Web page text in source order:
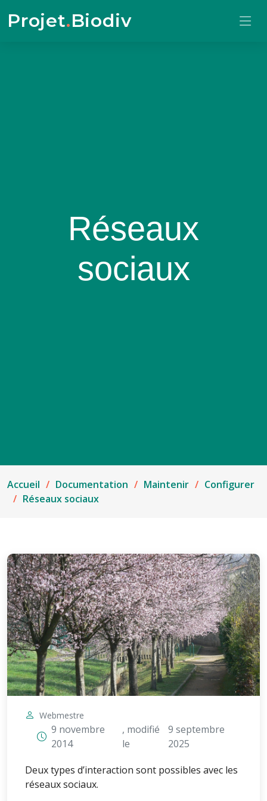
Projet.Biodiv
Réseaux
sociaux
Accueil Documentation Maintenir
Configurer
Réseaux sociaux
Webmestre
9 novembre
2014
, modifié
le
9 septembre
2025
Deux types d’interaction sont possibles avec les
réseaux sociaux.